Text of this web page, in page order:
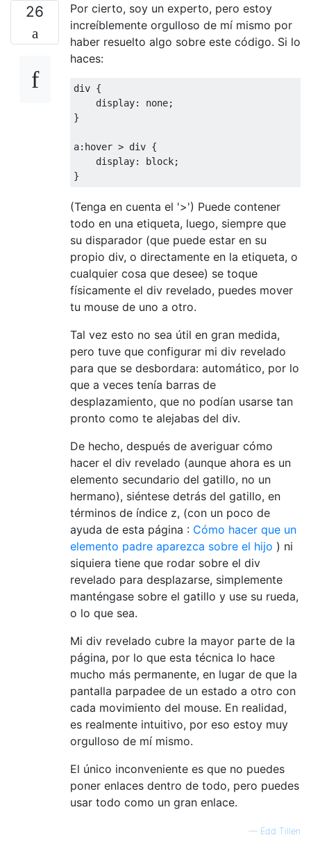
26
Por cierto, soy un experto, pero estoy
increíblemente orgulloso de mí mismo por
haber resuelto algo sobre este código. Si lo
haces:
div {
    display
: none;
}
a: hover > div {
    display
: block;
}
(Tenga en cuenta el '>') Puede contener
todo en una etiqueta, luego, siempre que
su disparador (que puede estar en su
propio div, o directamente en la etiqueta, o
cualquier cosa que desee) se toque
físicamente el div revelado, puedes mover
tu mouse de uno a otro.
Tal vez esto no sea útil en gran medida,
pero tuve que configurar mi div revelado
para que se desbordara: automático, por lo
que a veces tenía barras de
desplazamiento, que no podían usarse tan
pronto como te alejabas del div.
De hecho, después de averiguar cómo
hacer el div revelado (aunque ahora es un
elemento secundario del gatillo, no un
hermano), siéntese detrás del gatillo, en
términos de índice z, (con un poco de
ayuda de esta página : Cómo hacer que un
elemento padre aparezca sobre el hijo ) ni
siquiera tiene que rodar sobre el div
revelado para desplazarse, simplemente
manténgase sobre el gatillo y use su rueda,
o lo que sea.
Mi div revelado cubre la mayor parte de la
página, por lo que esta técnica lo hace
mucho más permanente, en lugar de que la
pantalla parpadee de un estado a otro con
cada movimiento del mouse. En realidad,
es realmente intuitivo, por eso estoy muy
orgulloso de mí mismo.
El único inconveniente es que no puedes
poner enlaces dentro de todo, pero puedes
usar todo como un gran enlace.
— Edd Tillen